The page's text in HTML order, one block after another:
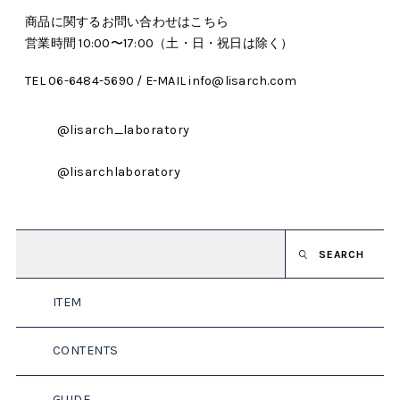
商品に関するお問い合わせはこちら
営業時間 10:00〜17:00（土・日・祝日は除く）
TEL 06-6484-5690 / E-MAIL info@lisarch.com
@lisarch_laboratory
@lisarchlaboratory
SEARCH
ITEM
CONTENTS